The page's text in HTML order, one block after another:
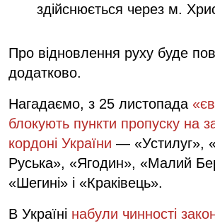
здійснюється через м.
Про відновлення руху буде
додатково.
Нагадаємо, з 25 листопада
блокують пункти пропуску на
кордоні України — «Устилуг»,
Руська», «Ягодин», «Малий
«Шегині» і «Краківець».
В Україні набули чинності